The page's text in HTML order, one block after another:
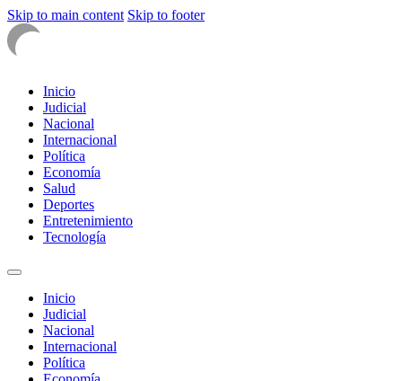
Skip to main content Skip to footer
Inicio
Judicial
Nacional
Internacional
Política
Economía
Salud
Deportes
Entretenimiento
Tecnología
Inicio
Judicial
Nacional
Internacional
Política